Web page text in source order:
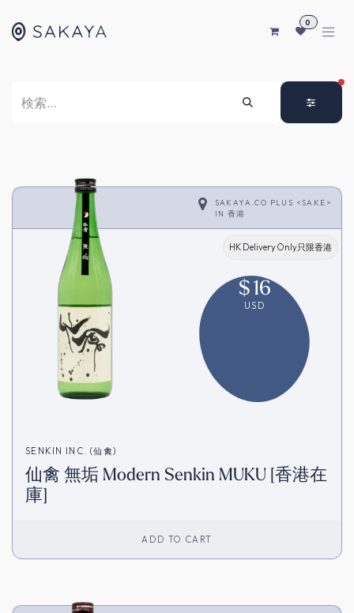
0
SAKAYA.CO PLUS <SAKE>
IN 香港
HK Delivery Only只限香港
$16
USD
SENKIN INC. (仙禽)
仙禽 無垢 Modern Senkin MUKU [香港在
庫]
ADD TO CART